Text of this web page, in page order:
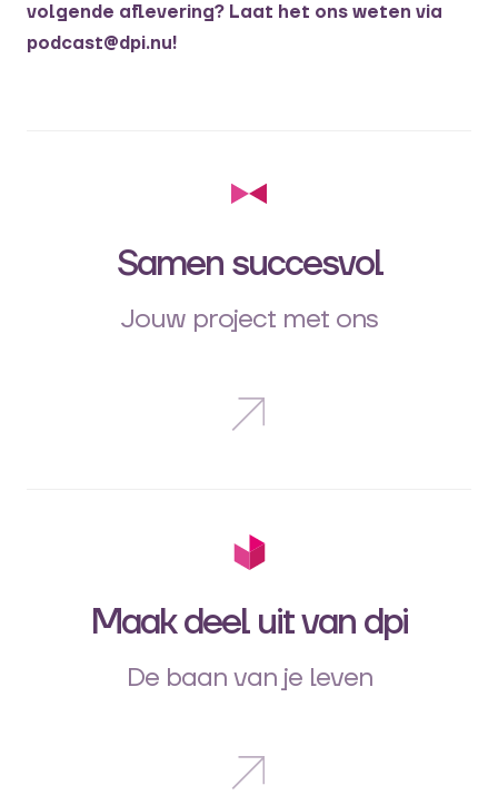
volgende aflevering? Laat het ons weten via
podcast@dpi.nu!
Samen succesvol
Jouw project met ons
Maak deel uit van dpi
De baan van je leven